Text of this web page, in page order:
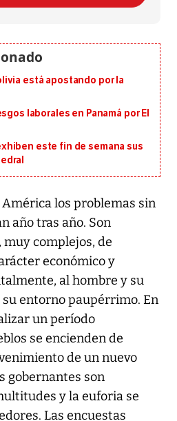
está apostando por la
laborales en Panamá por El
este fin de semana sus
los problemas sin
año tras año. Son
complejos, de
económico y
al hombre y su
entorno paupérrimo. En
un período
se encienden de
de un nuevo
gobernantes son
y la euforia se
Las encuestas